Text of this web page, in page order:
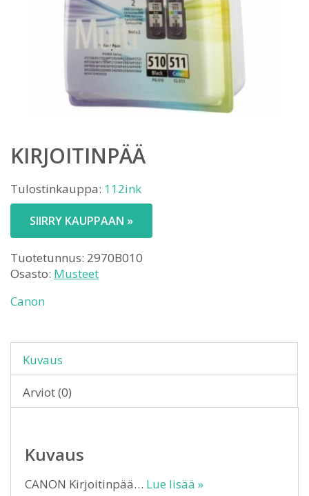
KIRJOITINPÄÄ
Tulostinkauppa: 112ink
SIIRRY KAUPPAAN »
Tuotetunnus: 2970B010
Osasto: Musteet
Canon
Kuvaus
Arviot (0)
Kuvaus
CANON Kirjoitinpää… Lue lisää »